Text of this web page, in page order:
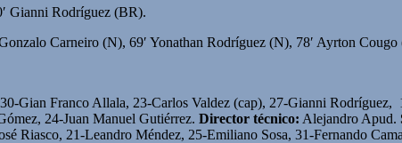
Gianni Rodríguez (BR).
Carneiro (N), 69′ Yonathan Rodríguez (N), 78′ Ayrton
Gian Franco Allala, 23-Carlos Valdez (cap), 27-Gianni
24-Juan Manuel Gutiérrez. Director técnico: Alejandro Apud.
Riasco, 21-Leandro Méndez, 25-Emiliano Sosa, 31-Fernando